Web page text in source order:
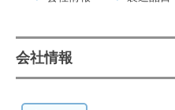
会社情報